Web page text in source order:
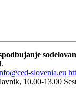
slovenia.eu
10.00-13.00